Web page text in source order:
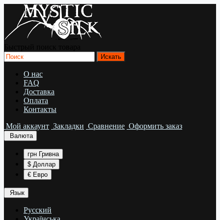
О нас
FAQ
Доставка
Оплата
Контакты
Мой аккаунт Закладки Сравнение Оформить заказ
Валюта
грн Гривна
$ Доллар
€ Евро
Язык
Русский